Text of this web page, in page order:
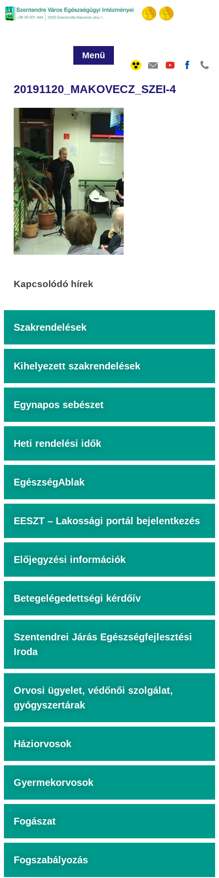
Menü
20191120_MAKOVECZ_SZEI-4
Kapcsolódó hírek
Szakrendelések
Kihelyezett szakrendelések
Egynapos sebészet
Heti rendelési idők
EgészségAblak
EESZT – Lakossági portál bejelentkezés
Előjegyzési információk
Betegelégedettségi kérdőív
Szentendrei Járás Egészségfejlesztési
Iroda
Orvosi ügyelet, védőnői szolgálat,
gyógyszertárak
Háziorvosok
Gyermekorvosok
Fogászat
Fogszabályozás